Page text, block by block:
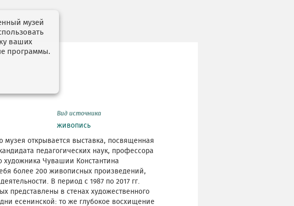
Вид источника
живопись
музея открывается выставка, посвященная
педагогических наук, профессора
Чувашии Константина
более 200 живописных произведений,
В период с 1987 по 2017 гг.
представлены в стенах художественного
есенинской: то же глубокое восхищение
музей
ваших
программы.